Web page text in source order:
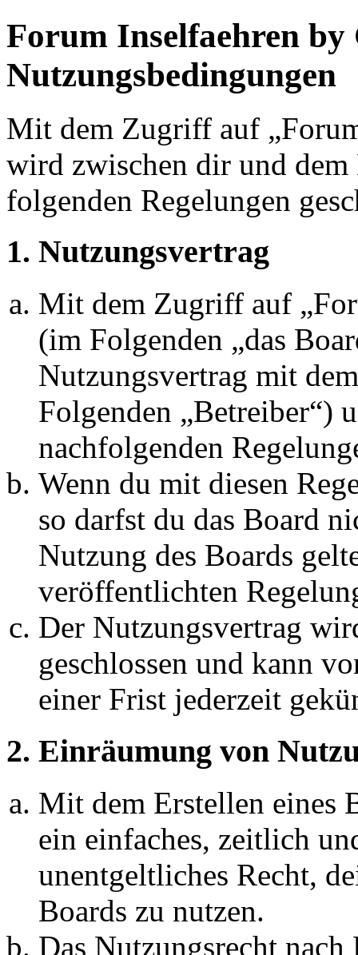
Forum Inselfaehren by
Nutzungsbedingungen
Mit dem Zugriff auf
wird zwischen dir und
folgenden Regelungen
1. Nutzungsvertrag
Mit dem Zugriff auf
(im Folgenden „das
Nutzungsvertrag mit
Folgenden „Betreiber“)
nachfolgenden
Wenn du mit diesen
so darfst du das Board
Nutzung des Boards
veröffentlichten
Der Nutzungsvertrag
geschlossen und kann
einer Frist jederzeit
2. Einräumung von
Mit dem Erstellen eines
ein einfaches, zeitlich
unentgeltliches Recht,
Boards zu nutzen.
Das Nutzungsrecht